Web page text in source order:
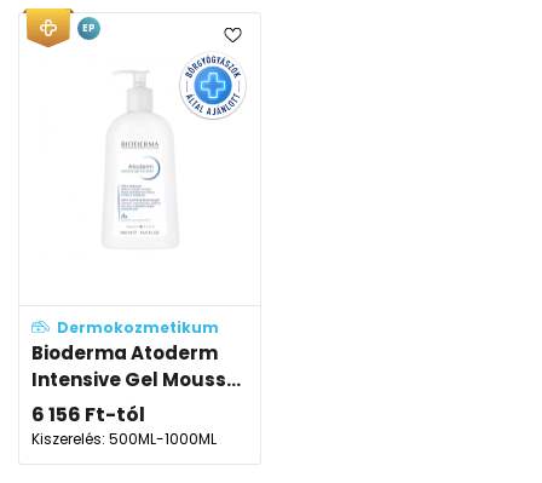
Dermokozmetikum
Bioderma Atoderm
Intensive Gel Mouss...
6 156 Ft-tól
Kiszerelés: 500ML-1000ML
EP